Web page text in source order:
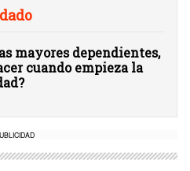
mayores dependientes,
cuando empieza la